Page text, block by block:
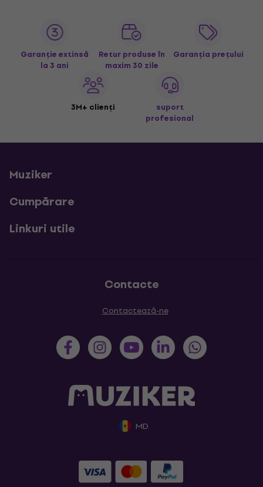
Garanție extinsă
la 3 ani
Retur produse în
maxim 30 zile
Garanția prețului
3M+ clienți
suport
profesional
Muziker
Cumpărare
Linkuri utile
Contacte
Contactează-ne
MD